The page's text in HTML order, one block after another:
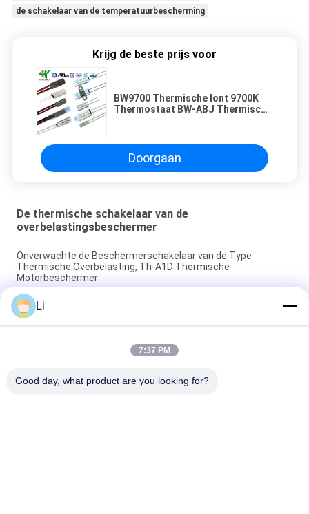
de schakelaar van de temperatuurbescherming
Krijg de beste prijs voor
BW9700 Thermische lont 9700K
Thermostaat BW-ABJ Thermische
Doorgaan
De thermische schakelaar van de
overbelastingsbeschermer
Onverwachte de Beschermerschakelaar van de Type
Thermische Overbelasting, Th-A1D Thermische
Motorbeschermer
Schakelaar normaal Open Type van de plastic Geval
Thermisch Bescherming voor Verlichtingsinrichtingen
De hoge Gevoelige Thermische Beschermers van de de
Schakelaar Resettable Thermische Zekering van de
Li
7:37 PM
Good day, what product are you looking for?